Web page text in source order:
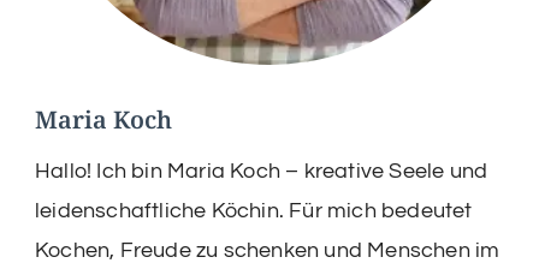
Maria Koch
Hallo! Ich bin Maria Koch – kreative Seele und
leidenschaftliche Köchin. Für mich bedeutet
Kochen, Freude zu schenken und Menschen im